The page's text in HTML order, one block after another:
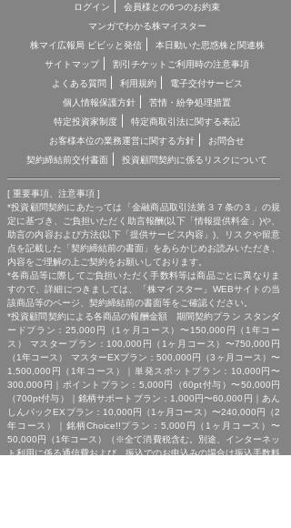
ログイン
会員様との6つのお約束
マンガでわかる株マイスター
株マイ広報局 ビビッと発信
本日動いた思惑株と関連株
サイトマップ
割引チケットご利用時の注意事項
よくある質問
利用規約
電子交付サービス
個人情報保護方針
苦情・紛争処理措置
特定投資家制度
特定商取引法に関する表記
お客様本位の業務運営に関する方針
お問合せ
契約締結前交付書面
投資顧問契約に係るリスクについて
[ 重要事項、注意事項 ]
*投資顧問契約にあたっては「金融商品取引法第３７条の３」の規
定に基づき、ご負担いただく助言報酬(以下「情報提供料金」)や、
助言の内容および方法(以下「提供サービス内容」)、リスクや留意
点を記載した「契約締結前の書面」をあらかじめお読みいただき、
内容をご理解の上ご契約をお願いしております。
*各商品等に際してご負担いただく手数料等は商品ごとに異なりま
すので、詳細につきましては、「株マイスター」WEBサイトの当
該商品等のページ、契約締結前の書面等をご確認ください。
*投資顧問契約による各商品の報酬金額 期間契約プラン スタンダ
ードプラン：25,000円（1ヶ月コース）〜150,000円（1年コー
ス） マスタープラン：100,000円（1ヶ月コース）〜750,000円
（1年コース） マスターEXプラン：500,000円（3ヶ月コース）〜
1,500,000円（1年コース）｜単発スポットプラン：10,000円〜
300,000円｜ポイントプラン：5,000円（60pt付与）〜50,000円
（700pt付与）｜銘柄サポートプラン：1,000円〜60,000円｜あん
しんパックEXプラン：10,000円（1ヶ月コース）〜240,000円（2
年コース）｜銘柄Choice!!プラン：5,000円（1ヶ月コース）〜
50,000円（1年コース）（※全て消費税含む。別途、インターネッ
ト利用に係る通信費および、振込でのお申込みの場合は振込手数料